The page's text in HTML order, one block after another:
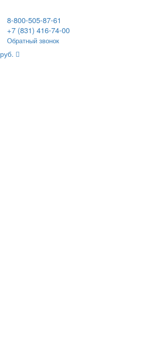
8-800-505-87-61
+7 (831) 416-74-00
Обратный звонок
руб.